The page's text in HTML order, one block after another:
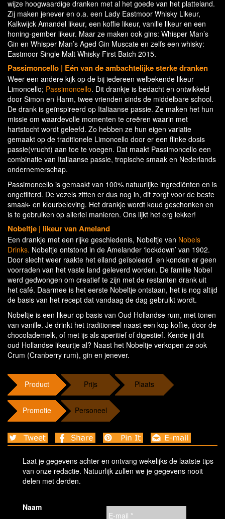
wijze hoogwaardige dranken met al het goede van het platteland.
Zij maken jenever en o.a. een Lady Eastmoor Whisky Likeur,
Kalkwijck Amandel likeur, een koffie likeur, vanille likeur en een
honing-gember likeur. Maar ze maken ook gins: Whisper Man’s
Gin en Whisper Man’s Aged Gin Muscate en zelfs een whisky:
Eastmoor Single Malt Whisky First Batch 2015.
Passimoncello | Eén van de ambachtelijke sterke dranken
Weer een andere kijk op de bij iedereen welbekende likeur
Limoncello; Passimoncello. Dit drankje is bedacht en ontwikkeld
door Simon en Harm, twee vrienden sinds de middelbare school.
De drank is geïnspireerd op Italiaanse passie. Ze maken het hun
missie om waardevolle momenten te creëren waarin met
hartstocht wordt geleefd. Zo hebben ze hun eigen variatie
gemaakt op de traditionele Limoncello door er een flinke dosis
passie(vrucht) aan toe te voegen. Dat maakt Passimoncello een
combinatie van Italiaanse passie, tropische smaak en Nederlands
ondernemerschap.
Passimoncello is gemaakt van 100% natuurlijke ingrediënten en is
ongefilterd. De vezels zitten er dus nog in, dit zorgt voor de beste
smaak- en kleurbeleving. Het drankje wordt koud geschonken en
is te gebruiken op allerlei manieren. Ons lijkt het erg lekker!
Nobeltje | likeur van Ameland
Een drankje met een rijke geschiedenis, Nobeltje van Nobels
Drinks. Nobeltje ontstond in de Amelander ‘lockdown’ van 1902.
Door slecht weer raakte het eiland geïsoleerd en konden er geen
voorraden van het vaste land geleverd worden. De familie Nobel
werd gedwongen om creatief te zijn met de restanten drank uit
het café. Daarmee is het eerste Nobeltje ontstaan, het is nog altijd
de basis van het recept dat vandaag de dag gebruikt wordt.
Nobeltje is een likeur op basis van Oud Hollandse rum, met tonen
van vanille. Je drinkt het traditioneel naast een kop koffie, door de
chocolademelk, of met ijs als aperitief of digestief. Kende jij dit
oud Hollandse likeurtje al? Naast het Nobeltje verkopen ze ook
Crum (Cranberry rum), gin en jenever.
Product Prijs Plaats
Promotie Personeel
Laat je gegevens achter en ontvang wekelijks de laatste tips
van onze redactie. Natuurlijk zullen we je gegevens nooit
delen met derden.
Naam